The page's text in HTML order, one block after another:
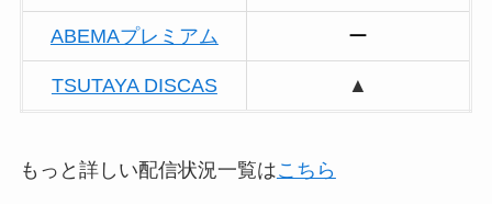
ABEMAプレミアム ー
TSUTAYA DISCAS ▲
もっと詳しい配信状況一覧はこちら